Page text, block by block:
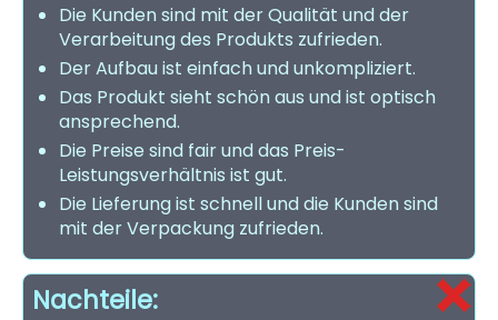
Die Kunden sind mit der Qualität und der
Verarbeitung des Produkts zufrieden.
Der Aufbau ist einfach und unkompliziert.
Das Produkt sieht schön aus und ist optisch
ansprechend.
Die Preise sind fair und das Preis-
Leistungsverhältnis ist gut.
Die Lieferung ist schnell und die Kunden sind
mit der Verpackung zufrieden.
Nachteile: